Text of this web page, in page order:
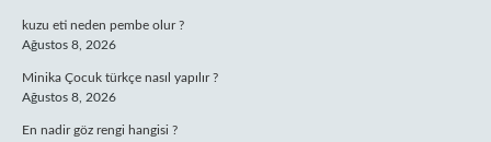
kuzu eti neden pembe olur ?
Ağustos 8, 2026
Minika Çocuk türkçe nasıl yapılır ?
Ağustos 8, 2026
En nadir göz rengi hangisi ?